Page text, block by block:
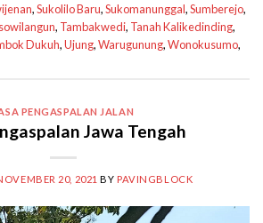
,Sukolilo Baru,Sukomanunggal,Sumberejo,
, Tambakwedi, Tanah Kalikedinding,
Dukuh,Ujung,Warugunung,Wonokusumo,
PENGASPALAN JALAN
Jawa Tengah
20, 2021 BY PAVINGBLOCK